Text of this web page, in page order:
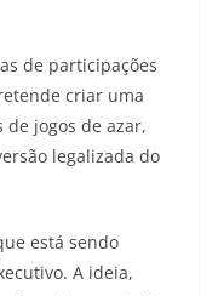
de participações
criar uma
jogos de azar,
legalizada do
está sendo
A ideia,